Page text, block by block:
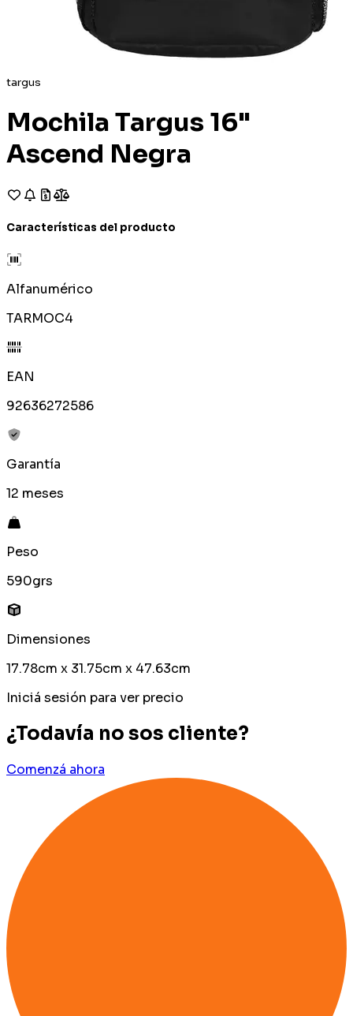
targus
Mochila Targus 16"
Ascend Negra
Características del producto
Alfanumérico
TARMOC4
EAN
92636272586
Garantía
12 meses
Peso
590grs
Dimensiones
17.78cm x 31.75cm x 47.63cm
Iniciá sesión para ver precio
¿Todavía no sos cliente?
Comenzá ahora